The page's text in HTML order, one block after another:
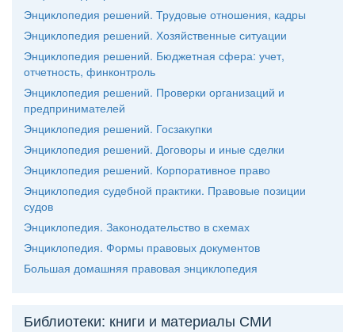
Энциклопедия решений. Трудовые отношения, кадры
Энциклопедия решений. Хозяйственные ситуации
Энциклопедия решений. Бюджетная сфера: учет,
отчетность, финконтроль
Энциклопедия решений. Проверки организаций и
предпринимателей
Энциклопедия решений. Госзакупки
Энциклопедия решений. Договоры и иные сделки
Энциклопедия решений. Корпоративное право
Энциклопедия судебной практики. Правовые позиции
судо
Энциклопедия. Законодательство в схемах
Энциклопедия. Формы правовых документо
Большая домашняя правовая энциклопедия
Библиотеки: книги и материалы СМИ